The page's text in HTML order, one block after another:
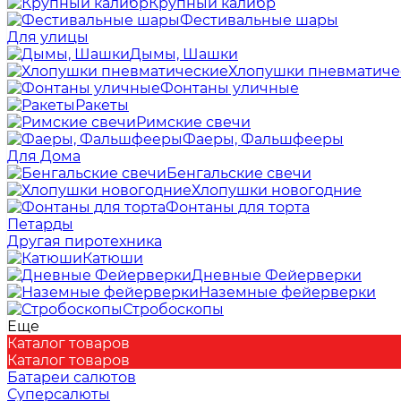
Фестивальные шары
Для улицы
Дымы, Шашки
Хлопушки
Фонтаны уличные
Ракеты
Римские свечи
Фаеры, Фальшфееры
Для Дома
Бенгальские свечи
Хлопушки новогодние
Фонтаны для торта
Петарды
Другая пиротехника
Катюши
Дневные Фейерверки
Наземные фейерверки
Стробоскопы
Еще
Каталог товаров
Каталог товаров
Батареи салютов
Суперсалюты